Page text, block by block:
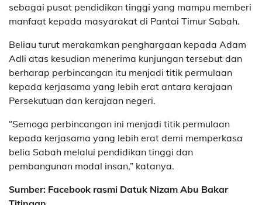
sebagai pusat pendidikan tinggi yang mampu memberi
manfaat kepada masyarakat di Pantai Timur Sabah.
Beliau turut merakamkan penghargaan kepada Adam
Adli atas kesudian menerima kunjungan tersebut dan
berharap perbincangan itu menjadi titik permulaan
kepada kerjasama yang lebih erat antara kerajaan
Persekutuan dan kerajaan negeri.
“Semoga perbincangan ini menjadi titik permulaan
kepada kerjasama yang lebih erat demi memperkasa
belia Sabah melalui pendidikan tinggi dan
pembangunan modal insan,” katanya.
Sumber: Facebook rasmi Datuk Nizam Abu Bakar